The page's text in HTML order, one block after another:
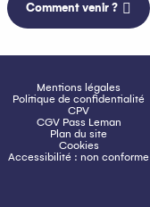
Comment venir ?
Mentions légales
Politique de confidentialité
CPV
CGV Pass Leman
Plan du site
Cookies
Accessibilité : non conforme